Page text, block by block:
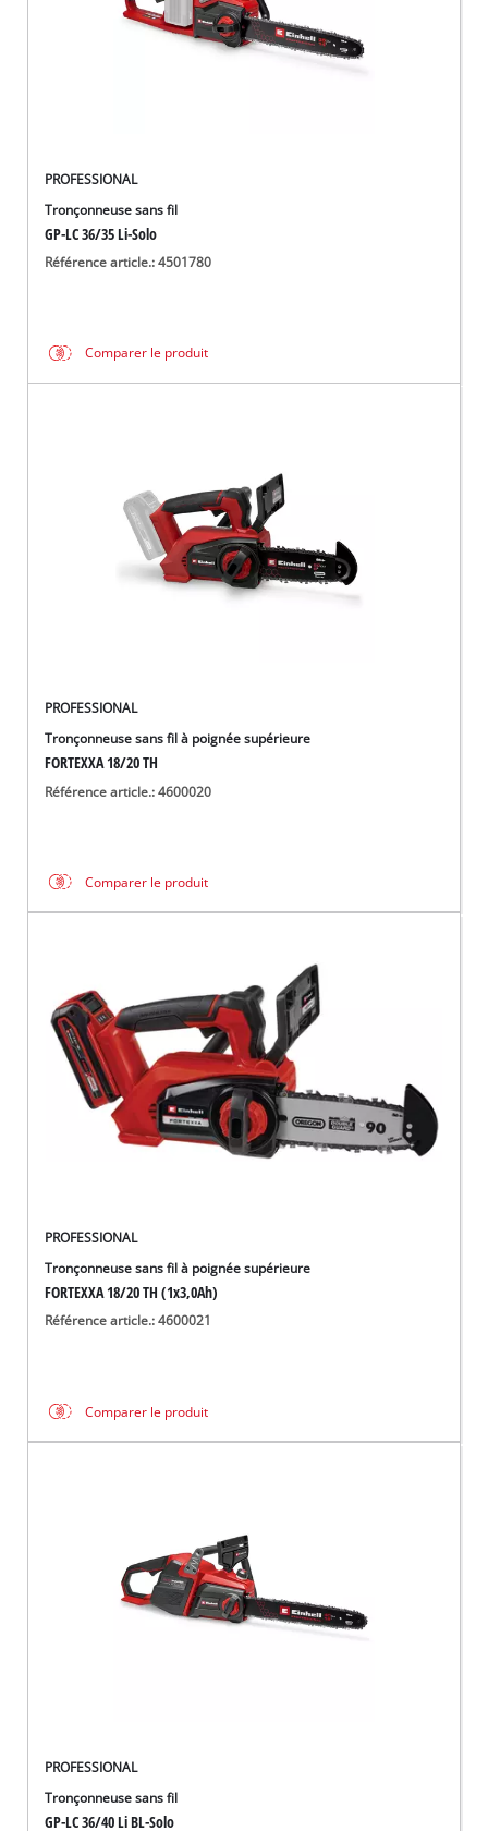
PROFESSIONAL
Tronçonneuse sans fil
GP-LC 36/35 Li-Solo
Référence article.: 4501780
Comparer le produit
PROFESSIONAL
Tronçonneuse sans fil à poignée supérieure
FORTEXXA 18/20 TH
Référence article.: 4600020
Comparer le produit
PROFESSIONAL
Tronçonneuse sans fil à poignée supérieure
FORTEXXA 18/20 TH (1x3,0Ah)
Référence article.: 4600021
Comparer le produit
PROFESSIONAL
Tronçonneuse sans fil
GP-LC 36/40 Li BL-Solo